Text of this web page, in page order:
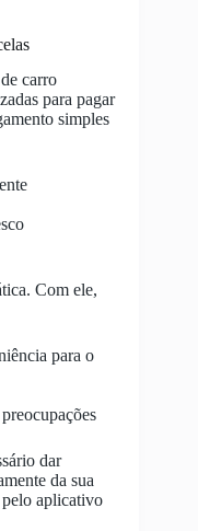
carro
para pagar
simples
Com ele,
para o
dar
da sua
pelo aplicativo